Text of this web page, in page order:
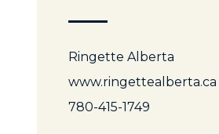
Ringette Alberta
www.ringettealberta.ca
780-415-1749